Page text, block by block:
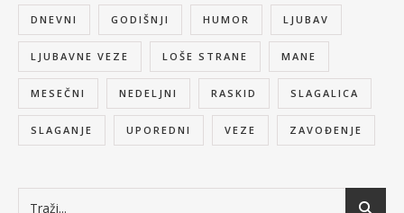
DNEVNI GODIŠNJI HUMOR LJUBAV
LJUBAVNE VEZE LOŠE STRANE MANE
MESEČNI NEDELJNI RASKID SLAGALICA
SLAGANJE UPOREDNI VEZE ZAVOĐENJE